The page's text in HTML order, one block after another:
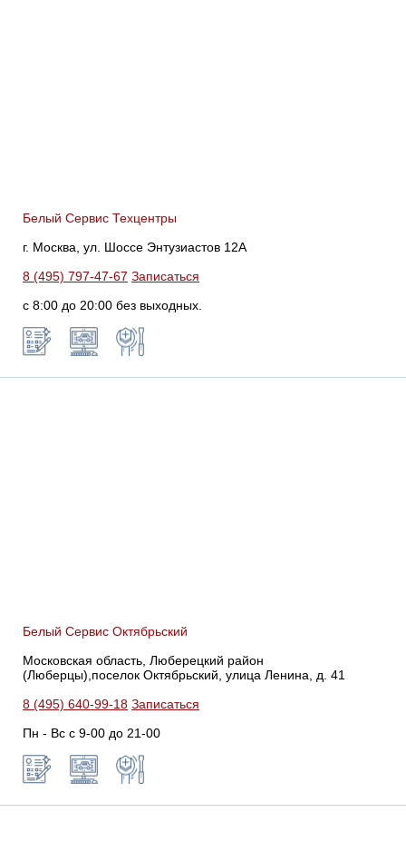
Белый Сервис Техцентры
г. Москва, ул. Шоссе Энтузиастов 12А
8 (495) 797-47-67 Записаться
с 8:00 до 20:00 без выходных.
Белый Сервис Октябрьский
Московская область, Люберецкий район
(Люберцы),поселок Октябрьский, улица Ленина, д. 41
8 (495) 640-99-18 Записаться
Пн - Вс с 9-00 до 21-00